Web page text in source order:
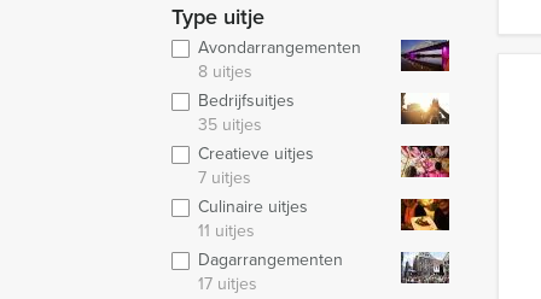
Type uitje
Avondarrangementen
8 uitjes
Bedrijfsuitjes
35 uitjes
Creatieve uitjes
7 uitjes
Culinaire uitjes
11 uitjes
Dagarrangementen
17 uitjes